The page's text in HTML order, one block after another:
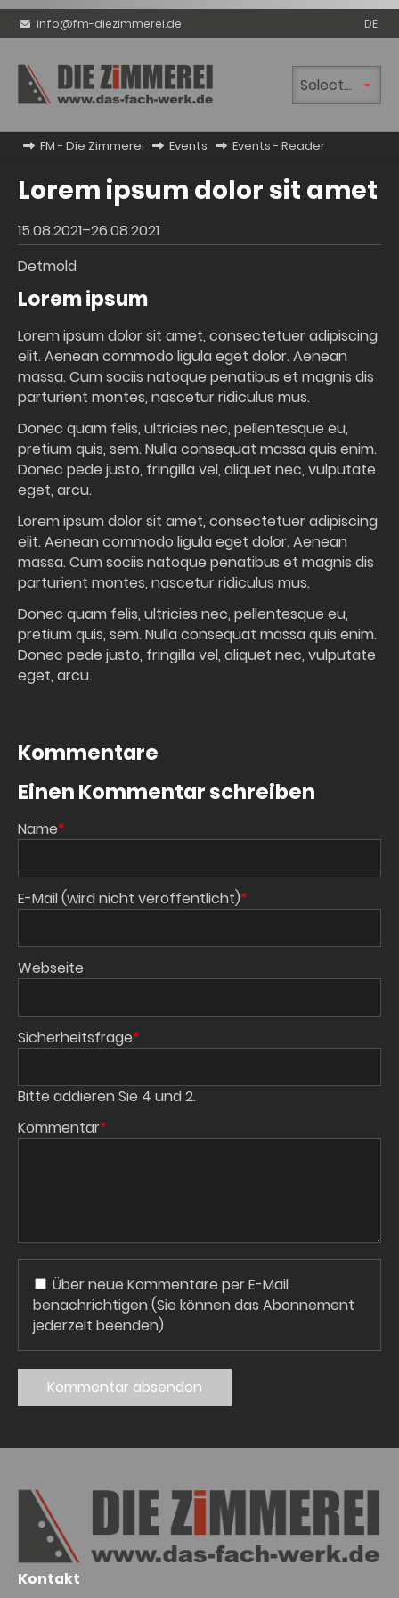
info@fm-diezimmerei.de DE
Zielseite
FM - Die Zimmerei Events Events - Reader
Lorem ipsum dolor sit amet
15.08.2021–26.08.2021
Detmold
Lorem ipsum
Lorem ipsum dolor sit amet, consectetuer adipiscing
elit. Aenean commodo ligula eget dolor. Aenean
massa. Cum sociis natoque penatibus et magnis dis
parturient montes, nascetur ridiculus mus.
Donec quam felis, ultricies nec, pellentesque eu,
pretium quis, sem. Nulla consequat massa quis enim.
Donec pede justo, fringilla vel, aliquet nec, vulputate
eget, arcu.
Lorem ipsum dolor sit amet, consectetuer adipiscing
elit. Aenean commodo ligula eget dolor. Aenean
massa. Cum sociis natoque penatibus et magnis dis
parturient montes, nascetur ridiculus mus.
Donec quam felis, ultricies nec, pellentesque eu,
pretium quis, sem. Nulla consequat massa quis enim.
Donec pede justo, fringilla vel, aliquet nec, vulputate
eget, arcu.
Kommentare
Einen Kommentar schreiben
Pflichtfeld
Name*
Pflichtfeld
E-Mail (wird nicht veröffentlicht)*
Webseite
Pflichtfeld
Sicherheitsfrage*
Bitte addieren Sie 4 und 2.
Pflichtfeld
Kommentar*
Über neue Kommentare per E-Mail
benachrichtigen (Sie können das Abonnement
jederzeit beenden)
Kommentar absenden
Kontakt